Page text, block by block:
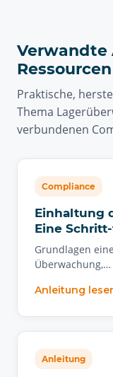
Verwandte
Ressourcen
Praktische,
Thema
verbundenen
Compliance
Einhaltung
Eine
Grundlagen
Überwachung,…
Anleitung
Anleitung